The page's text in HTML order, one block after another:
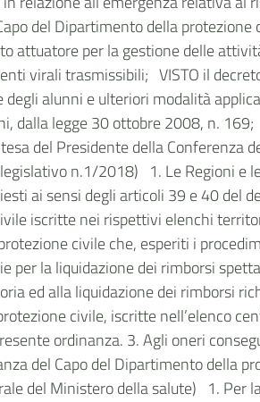
del Dipartimento della
attuatore per la gestione delle
virali trasmissibili; VISTO il
alunni e ulteriori modalità
legge 30 ottobre 2008, n.
del Presidente della Conferenza
n.1/2018) 1. Le Regioni e
ai sensi degli articoli 39 e 40 del
iscritte nei rispettivi elenchi
civile che, esperiti i
per la liquidazione dei rimborsi
ed alla liquidazione dei rimborsi
civile, iscritte nell’elenco
ordinanza. 3.Agli oneri
del Capo del Dipartimento della
del Ministero della salute) 1. Per